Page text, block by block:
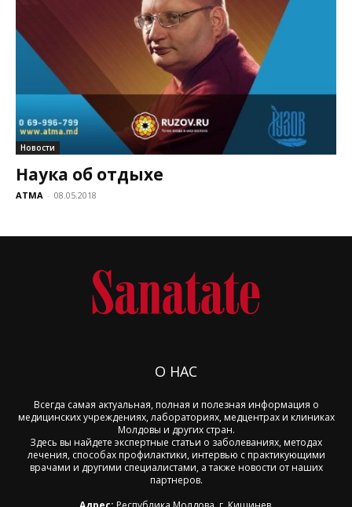
Новости
Наука об отдыхе
ATMA - 08.05.2018
О НАС
Всегда самая актуальная, полная и полезная информация о
медицинских учреждениях, лабораториях, медцентрах и клиниках
Молдовы и других стран.
Здесь вы найдете экспертные статьи о заболеваниях, методах
лечения, способах профилактики, интервью с практикующими
врачами и другими специалистами, а также новости от наших
партнеров.